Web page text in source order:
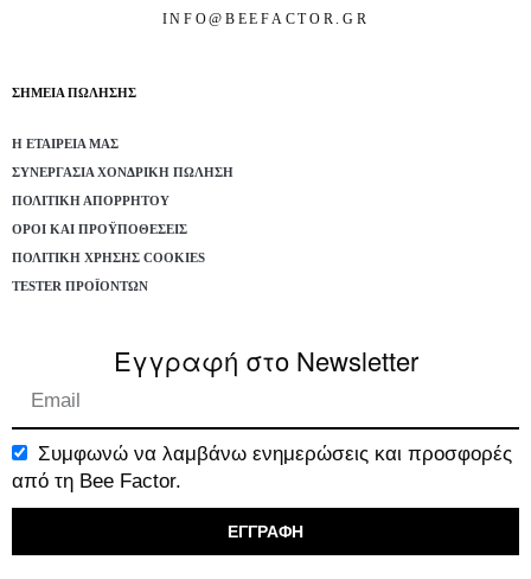
INFO@BEEFACTOR.GR
ΣΗΜΕΙΑ ΠΩΛΗΣΗΣ
Η ΕΤΑΙΡΕΊΑ ΜΑΣ
ΣΥΝΕΡΓΑΣΊΑ ΧΟΝΔΡΙΚΉ ΠΏΛΗΣΗ
ΠΟΛΙΤΙΚΉ ΑΠΟΡΡΉΤΟΥ
ΌΡΟΙ ΚΑΙ ΠΡΟΫΠΟΘΈΣΕΙΣ
ΠΟΛΙΤΙΚΉ ΧΡΉΣΗΣ COOKIES
TESTER ΠΡΟΪΌΝΤΩΝ
Εγγραφή στο Newsletter
Συμφωνώ να λαμβάνω ενημερώσεις και προσφορές
από τη Bee Factor.
ΕΓΓΡΑΦΗ